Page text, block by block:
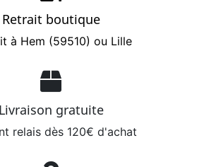
Retrait boutique
à Hem (59510) ou Lille
Livraison gratuite
relais dès 120€ d'achat